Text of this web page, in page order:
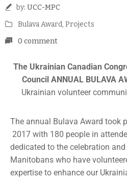
by: UCC-MPC
Bulava Award‚ Projects
0 comment
The Ukrainian Canadian
Council ANNUAL BULAVA
Ukrainian volunteer
The annual Bulava Award took
2017 with 180 people in
dedicated to the celebration
Manitobans who have
expertise to enhance our